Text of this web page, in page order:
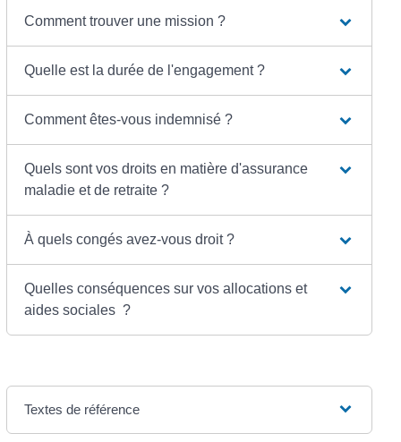
Comment trouver une mission ?
Quelle est la durée de l'engagement ?
Comment êtes-vous indemnisé ?
Quels sont vos droits en matière d'assurance
maladie et de retraite ?
À quels congés avez-vous droit ?
Quelles conséquences sur vos allocations et
aides sociales ?
Textes de référence